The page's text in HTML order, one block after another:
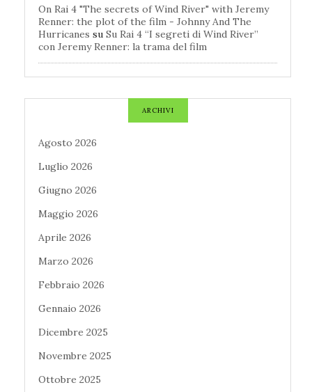
On Rai 4 "The secrets of Wind River" with Jeremy
Renner: the plot of the film - Johnny And The
Hurricanes su Su Rai 4 “I segreti di Wind River”
con Jeremy Renner: la trama del film
ARCHIVI
Agosto 2026
Luglio 2026
Giugno 2026
Maggio 2026
Aprile 2026
Marzo 2026
Febbraio 2026
Gennaio 2026
Dicembre 2025
Novembre 2025
Ottobre 2025